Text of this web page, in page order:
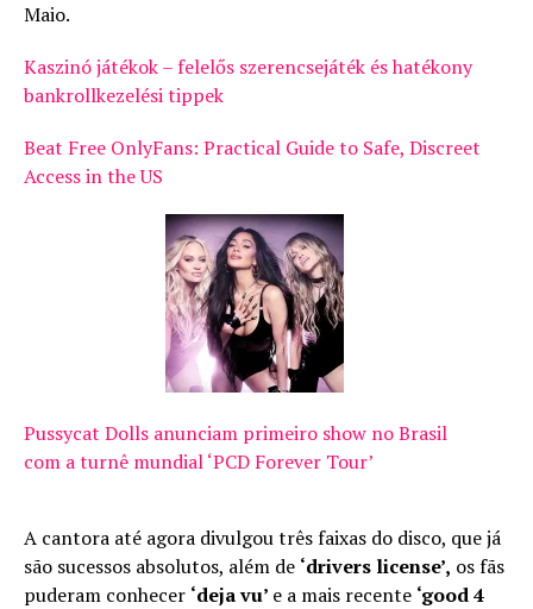
Maio.
Kaszinó játékok – felelős szerencsejáték és hatékony
bankrollkezelési tippek
Beat Free OnlyFans: Practical Guide to Safe, Discreet
Access in the US
Pussycat Dolls anunciam primeiro show no Brasil
com a turnê mundial ‘PCD Forever Tour’
A cantora até agora divulgou três faixas do disco, que já
são sucessos absolutos, além de ‘drivers license’, os fãs
puderam conhecer ‘deja vu’ e a mais recente ‘good 4